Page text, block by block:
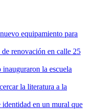
equipamiento para
renovación en calle 25
la escuela
la literatura a la
en un mural que